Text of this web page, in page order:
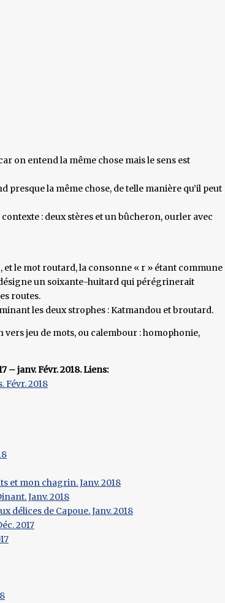
on entend la même chose mais le sens est
presque la même chose, de telle manière qu’il peut
: deux stères et un bûcheron, ourler avec
et le mot routard, la consonne « r » étant commune
un soixante-huitard qui pérégrinerait
routes.
les deux strophes : Katmandou et broutard.
vers jeu de mots, ou calembour : homophonie,
– janv. Févr. 2018. Liens:
Févr. 2018
et mon chagrin. Janv. 2018
Janv. 2018
délices de Capoue. Janv. 2018
2017